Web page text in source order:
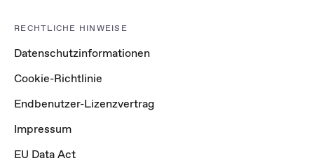
RECHTLICHE HINWEISE
Datenschutzinformationen
Cookie-Richtlinie
Endbenutzer-Lizenzvertrag
Impressum
EU Data Act